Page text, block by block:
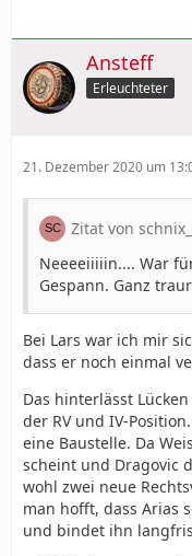
Ansteff
Erleuchteter
21. Dezember 2020 um
Zitat von
Neeeeiiiiin.... War
Gespann. Ganz
Bei Lars war ich mir
dass er noch einmal
Das hinterlässt
der RV und IV-
eine Baustelle. Da
scheint und Dragovic
wohl zwei neue
man hofft, dass Arias
und bindet ihn